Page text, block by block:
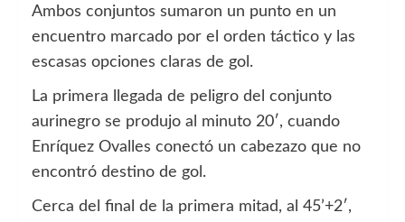
Ambos conjuntos sumaron un punto en un
encuentro marcado por el orden táctico y las
escasas opciones claras de gol.
La primera llegada de peligro del conjunto
aurinegro se produjo al minuto 20′, cuando
Enríquez Ovalles conectó un cabezazo que no
encontró destino de gol.
Cerca del final de la primera mitad, al 45’+2′,